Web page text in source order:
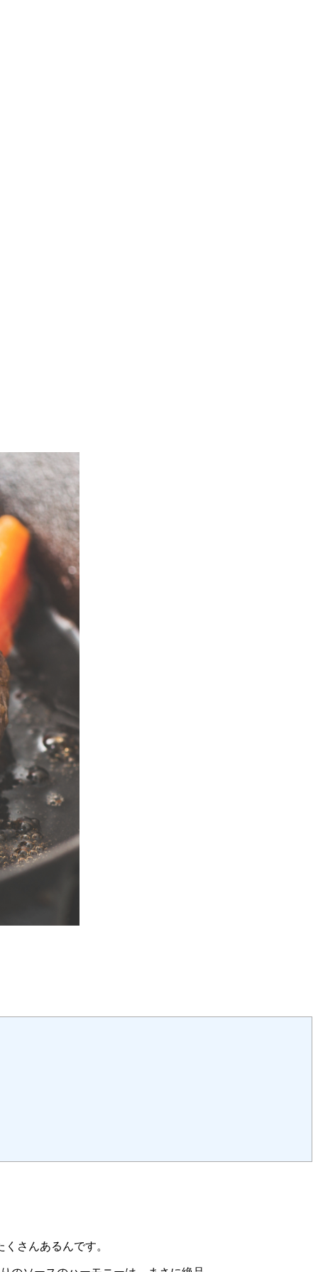
さんあるんです。